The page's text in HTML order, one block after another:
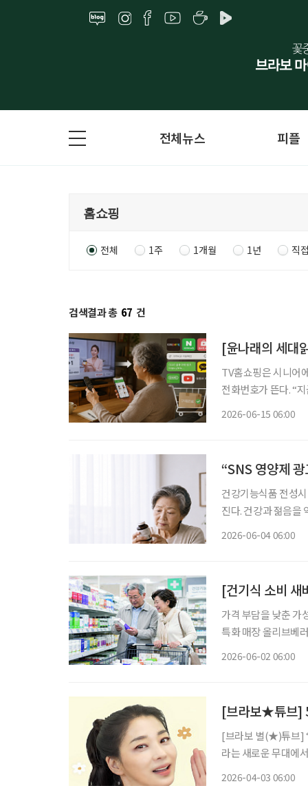
전체뉴스 피플
전체 1주 1개월 1년 직
검색결과 총 67 건
[윤나래의 세대
TV홈쇼핑은 시니어
전화번호가 뜬다. “
2026-06-15 06:00
“SNS 영양제
건강기능식품 전성
진다. 건강과 젊음을
2026-06-04 06:00
[건기식 소비
가격 부담을 낮춘 가
특화 매장 올리브베
2026-06-02 06:00
[브라보★튜브]
[브라보 별(★)튜브]
라는 새로운 무대에
2026-04-03 06:00